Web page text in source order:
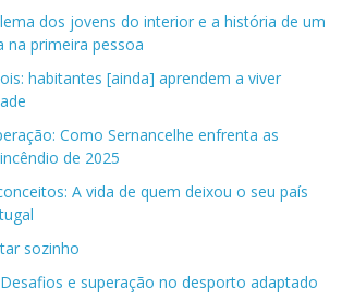
dos jovens do interior e a história de um
na primeira pessoa
habitantes [ainda] aprendem a viver
Como Sernancelhe enfrenta as
de 2025
A vida de quem deixou o seu país
sozinho
e superação no desporto adaptado